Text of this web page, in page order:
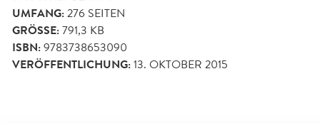
UMFANG:276 SEITEN
GRÖSSE: 791,3 KB
ISBN:9783738653090
VERÖFFENTLICHUNG:13. OKTOBER 2015